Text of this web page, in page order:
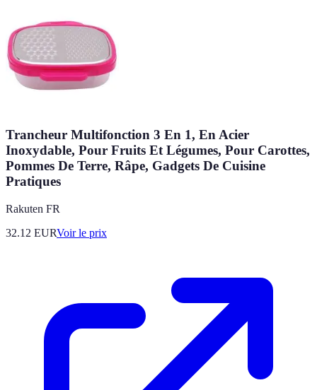
Trancheur Multifonction 3 En 1, En Acier
Inoxydable, Pour Fruits Et Légumes, Pour Carottes,
Pommes De Terre, Râpe, Gadgets De Cuisine
Pratiques
Rakuten FR
32.12 EURVoir le prix